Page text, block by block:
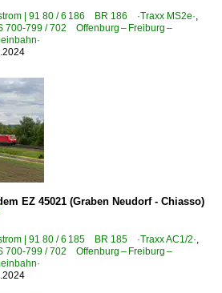
| 91 80 / 6 186 BR 186 ·Traxx MS2e·,
700-799 / 702 Offenburg – Freiburg –
EZ 45021 (Graben Neudorf - Chiasso)
| 91 80 / 6 185 BR 185 ·Traxx AC1/2·,
700-799 / 702 Offenburg – Freiburg –